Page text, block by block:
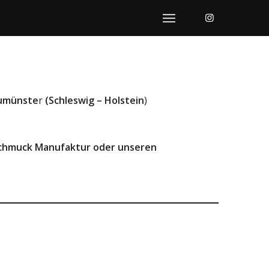
r (Schleswig – Holstein)
Manufaktur oder unseren